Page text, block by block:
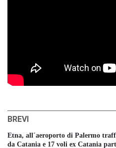
BREVI
Etna, all´aeroporto di Palermo
da Catania e 17 voli ex Catania